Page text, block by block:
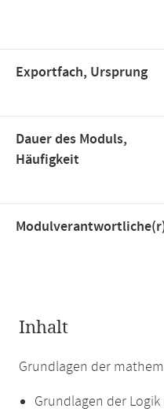
Exportfach, Ursprung
Dauer des Moduls,
Häufigkeit
Inhalt
Grundlagen der
Grundlagen der